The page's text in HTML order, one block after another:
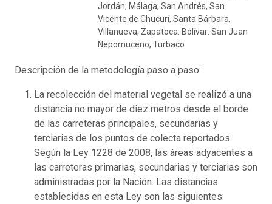
Jordán, Málaga, San Andrés, San
Vicente de Chucurí, Santa Bárbara,
Villanueva, Zapatoca. Bolívar: San Juan
Nepomuceno, Turbaco
Descripción de la metodología paso a paso:
La recolección del material vegetal se realizó a una
distancia no mayor de diez metros desde el borde
de las carreteras principales, secundarias y
terciarias de los puntos de colecta reportados.
Según la Ley 1228 de 2008, las áreas adyacentes a
las carreteras primarias, secundarias y terciarias son
administradas por la Nación. Las distancias
establecidas en esta Ley son las siguientes: